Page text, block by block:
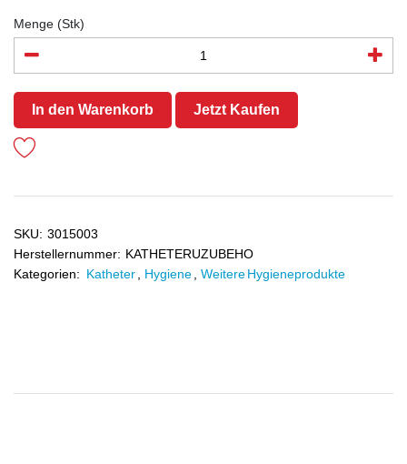
Menge (Stk)
In den Warenkorb Jetzt Kaufen
SKU: 3015003
Herstellernummer: KATHETERUZUBEHO
Kategorien: Katheter Hygiene Weitere Hygieneprodukte